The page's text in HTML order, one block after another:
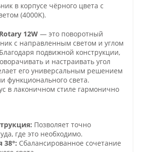
в корпусе чёрного цвета с
(4000K).
12W — это поворотный
с направленным светом и углом
подвижной конструкции,
и настраивать угол
его универсальным решением
функционального света.
в лаконичном стиле гармонично
12W идеально подходит для
других зон, где важно точное
Позволяет точно
где это необходимо.
38°: Сбалансированное сочетание